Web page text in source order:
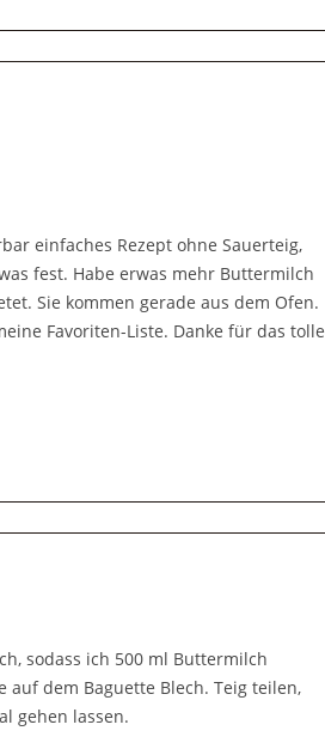
einfaches Rezept ohne Sauerteig,
fest. Habe erwas mehr Buttermilch
Sie kommen gerade aus dem Ofen.
Favoriten-Liste. Danke für das tolle
sodass ich 500 ml Buttermilch
dem Baguette Blech. Teig teilen,
gehen lassen.